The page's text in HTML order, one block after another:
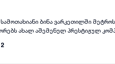
ბინა ვარკეთილში
ახალ აშემენულ პრესტიჟულ